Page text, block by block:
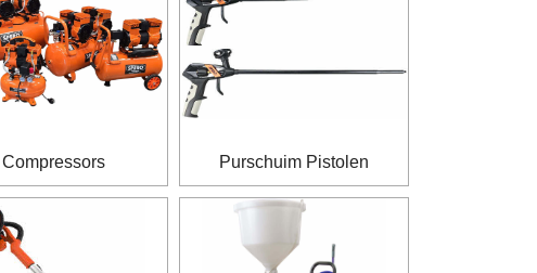
Compressors Purschuim Pistolen